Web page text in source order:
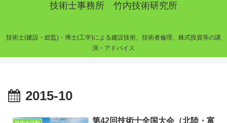
技術士事務所 竹内技術研究所
技術士(建設・総監)・博士(工学)による建設技術、技術者倫理、株式投資等の講
演・アドバイス
2015-10
第42回技術士全国大会（北陸・富